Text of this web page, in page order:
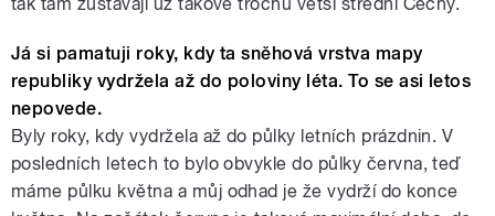
Já si pamatuji roky, kdy ta sněhová vrstva mapy
republiky vydržela až do poloviny léta. To se asi letos
nepovede.
Byly roky, kdy vydržela až do půlky letních prázdnin. V
posledních letech to bylo obvykle do půlky června, teď
máme půlku května a můj odhad je že vydrží do konce